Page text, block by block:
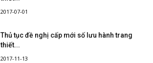
2017-07-01
Thủ tục đề nghị cấp mới số lưu hành trang
thiết...
2017-11-13